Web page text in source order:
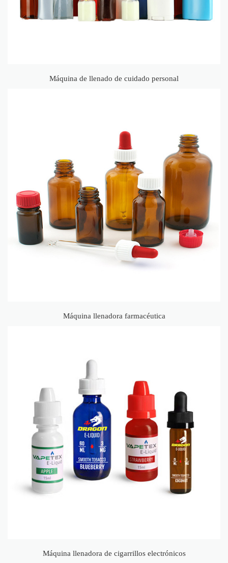
Máquina de llenado de cuidado personal
Máquina llenadora farmacéutica
Máquina llenadora de cigarrillos electrónicos